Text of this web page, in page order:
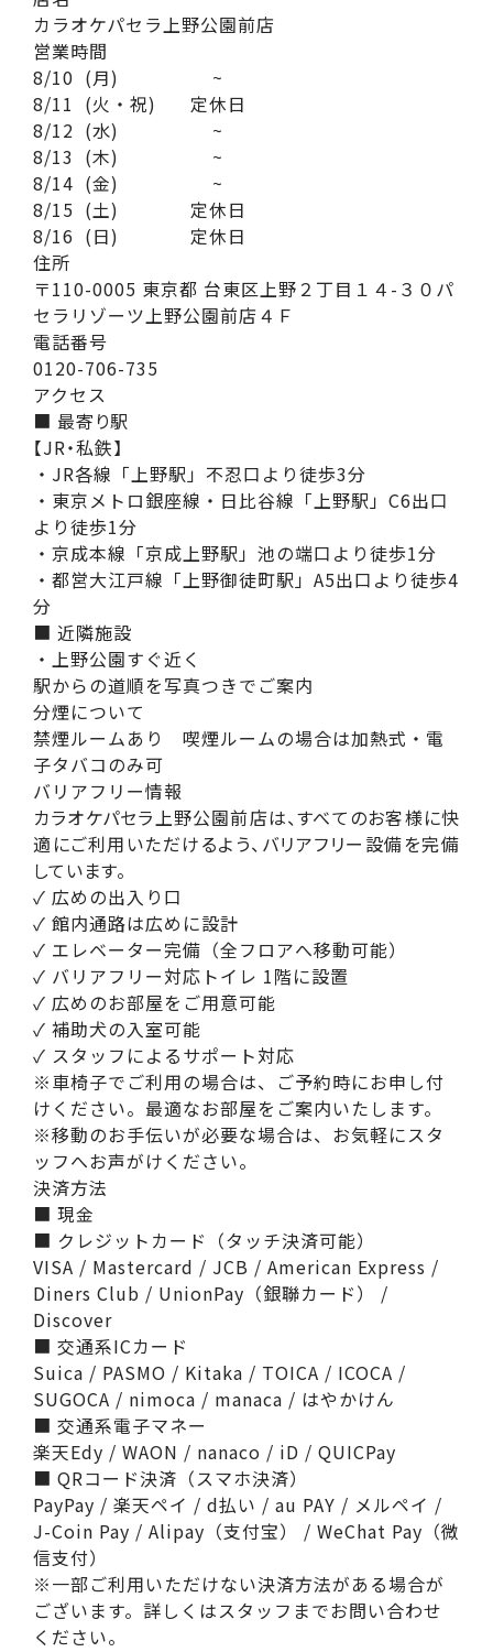
カラオケパセラ上野公園前店
営業時間
8/10 (月)
~
8/11 (火・祝)
定休日
8/12 (水)
~
8/13 (木)
~
8/14 (金)
~
8/15 (土)
定休日
8/16 (日)
定休日
住所
〒110-0005 東京都 台東区上野２丁目１４-３０パ
セラリゾーツ上野公園前店４Ｆ
電話番号
0120-706-735
アクセス
■ 最寄り駅
【JR・私鉄】
・JR各線「上野駅」不忍口より徒歩3分
・東京メトロ銀座線・日比谷線「上野駅」C6出口
より徒歩1分
・京成本線「京成上野駅」池の端口より徒歩1分
・都営大江戸線「上野御徒町駅」A5出口より徒歩4
分
■ 近隣施設
・上野公園すぐ近く
駅からの道順を写真つきでご案内
分煙について
禁煙ルームあり 喫煙ルームの場合は加熱式・電
子タバコのみ可
バリアフリー情報
カラオケパセラ上野公園前店は、すべてのお客様に快
適にご利用いただけるよう、バリアフリー設備を完備
しています。
✓ 広めの出入り口
✓ 館内通路は広めに設計
✓ エレベーター完備（全フロアへ移動可能）
✓ バリアフリー対応トイレ 1階に設置
✓ 広めのお部屋をご用意可能
✓ 補助犬の入室可能
✓ スタッフによるサポート対応
※車椅子でご利用の場合は、ご予約時にお申し付
けください。最適なお部屋をご案内いたします。
※移動のお手伝いが必要な場合は、お気軽にスタ
ッフへお声がけください。
決済方法
■ 現金
■ クレジットカード（タッチ決済可能）
VISA / Mastercard / JCB / American Express /
Diners Club / UnionPay（銀聯カード） /
Discover
■ 交通系ICカード
Suica / PASMO / Kitaka / TOICA / ICOCA /
SUGOCA / nimoca / manaca / はやかけん
■ 交通系電子マネー
楽天Edy / WAON / nanaco / iD / QUICPay
■ QRコード決済（スマホ決済）
PayPay / 楽天ペイ / d払い / au PAY / メルペイ /
J-Coin Pay / Alipay（支付宝） / WeChat Pay（微
信支付）
※一部ご利用いただけない決済方法がある場合が
ございます。詳しくはスタッフまでお問い合わせ
ください。